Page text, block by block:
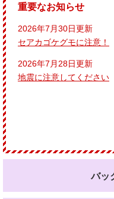
重要なお知らせ
2026年7月30日更新
セアカゴケグモに注意！
2026年7月28日更新
地震に注意してください
バッ